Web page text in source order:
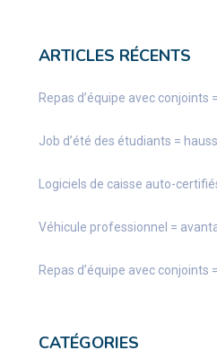
ARTICLES RÉCENTS
Repas d’équipe avec conjoints
Job d’été des étudiants =
Logiciels de caisse auto-
Véhicule professionnel =
Repas d’équipe avec conjoints
CATÉGORIES